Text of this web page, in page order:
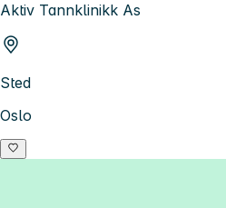
Aktiv Tannklinikk As
Sted
Oslo